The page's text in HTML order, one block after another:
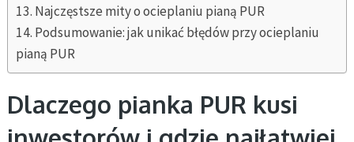
Najczęstsze mity o ocieplaniu pianą PUR
Podsumowanie: jak unikać błędów przy ocieplaniu
pianą PUR
Dlaczego pianka PUR kusi